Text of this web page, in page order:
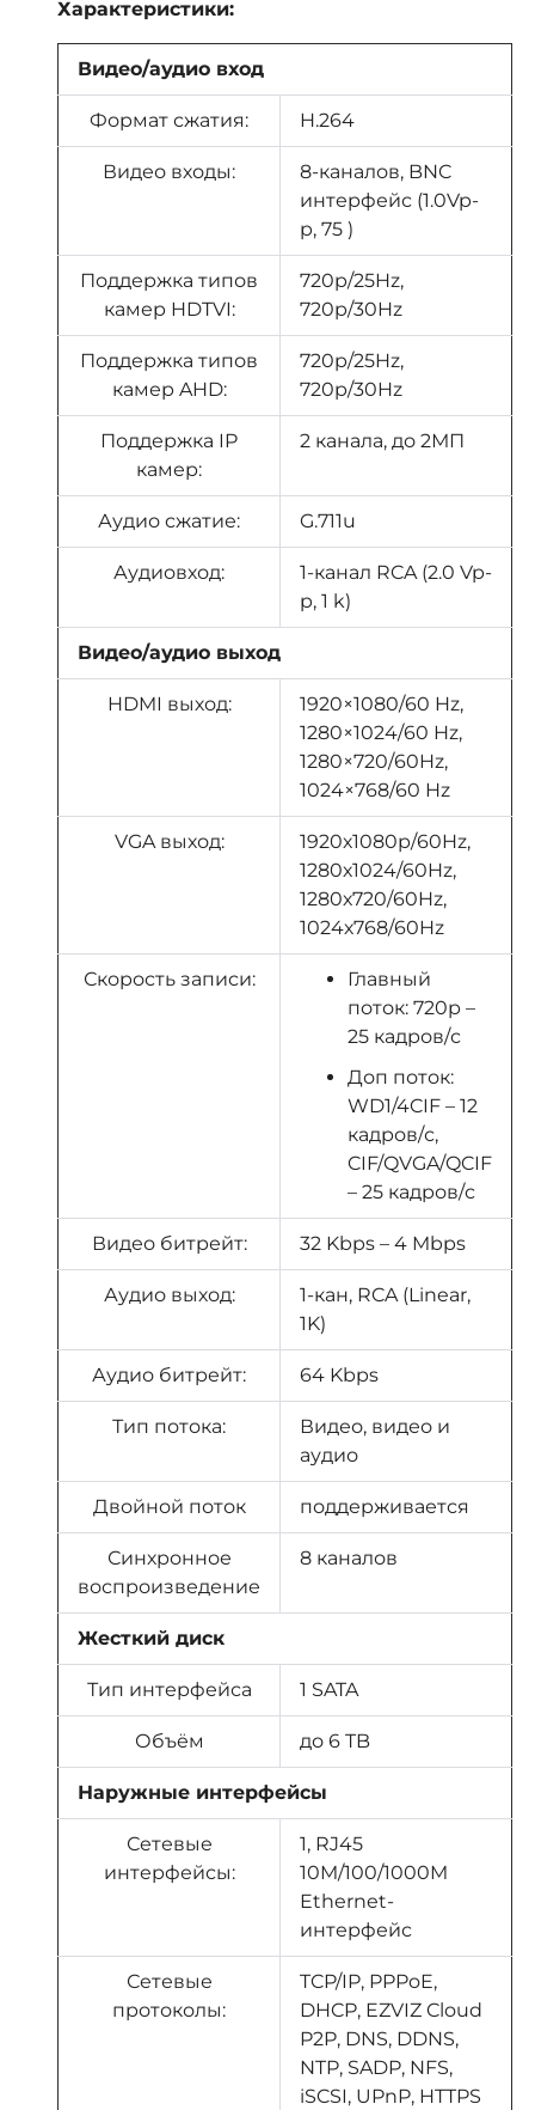
Характеристики:
Видео/аудио вход
Формат сжатия: H.264
Видео входы:
8-каналов, BNC
интерфейс (1.0Vp-
p, 75 )
Поддержка типов
камер HDTVI:
720p/25Hz,
720p/30Hz
Поддержка типов
камер AHD:
720p/25Hz,
720p/30Hz
Поддержка IP
камер:
2 канала, до 2МП
Аудио сжатие: G.711u
Аудиовход:
1-канал RCA (2.0 Vp-
p, 1 k)
Видео/аудио выход
HDMI выход:
1920×1080/60 Hz,
1280×1024/60 Hz,
1280×720/60Hz,
1024×768/60 Hz
VGA выход:
1920х1080р/60Hz,
1280х1024/60Hz,
1280х720/60Hz,
1024х768/60Hz
Скорость записи:
Главный
поток: 720р –
25 кадров/с
Доп поток:
WD1/4CIF – 12
кадров/с,
CIF/QVGA/QCIF
– 25 кадров/с
Видео битрейт: 32 Kbps – 4 Mbps
Аудио выход:
1-кан, RCA (Linear,
1K)
Аудио битрейт: 64 Kbps
Тип потока:
Видео, видео и
аудио
Двойной поток поддерживается
Синхронное
воспроизведение
8 каналов
Жесткий диск
Тип интерфейса 1 SATA
Объём до 6 TB
Наружные интерфейсы
Сетевые
интерфейсы:
1, RJ45
10M/100/1000M
Ethernet-
интерфейс
Сетевые
протоколы:
TCP/IP, PPPoE,
DHCP, EZVIZ Cloud
P2P, DNS, DDNS,
NTP, SADP, NFS,
iSCSI, UPnP, HTTPS